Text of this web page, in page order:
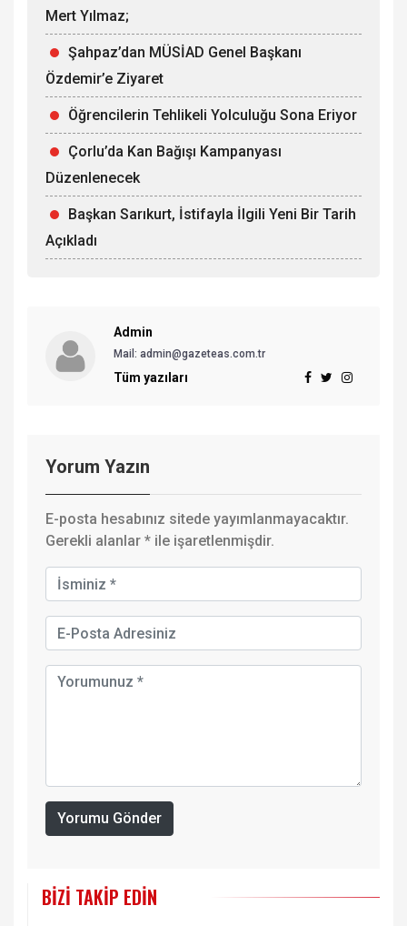
Mert Yılmaz;
Şahpaz’dan MÜSİAD Genel Başkanı
Özdemir’e Ziyaret
Öğrencilerin Tehlikeli Yolculuğu Sona Eriyor
Çorlu’da Kan Bağışı Kampanyası
Düzenlenecek
Başkan Sarıkurt, İstifayla İlgili Yeni Bir Tarih
Açıkladı
Admin
Mail: admin@gazeteas.com.tr
Tüm yazıları
Yorum Yazın
E-posta hesabınız sitede yayımlanmayacaktır.
Gerekli alanlar * ile işaretlenmişdir.
Yorumu Gönder
BIZI TAKIP EDIN